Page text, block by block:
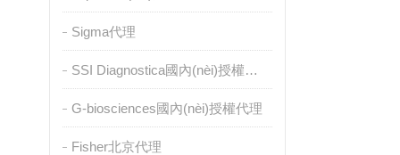
Sigma代理
SSI Diagnostica國內(nèi)授權代理
G-biosciences國內(nèi)授權代理
Fisher北京代理